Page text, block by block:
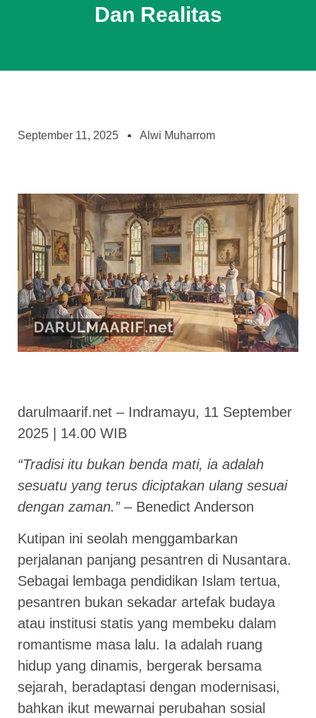
Dan Realitas
September 11, 2025 Alwi Muharrom
darulmaarif.net – Indramayu, 11 September
2025 | 14.00 WIB
“Tradisi itu bukan benda mati, ia adalah
sesuatu yang terus diciptakan ulang sesuai
dengan zaman.”– Benedict Anderson
Kutipan ini seolah menggambarkan
perjalanan panjang pesantren di Nusantara.
Sebagai lembaga pendidikan Islam tertua,
pesantren bukan sekadar artefak budaya
atau institusi statis yang membeku dalam
romantisme masa lalu. Ia adalah ruang
hidup yang dinamis, bergerak bersama
sejarah, beradaptasi dengan modernisasi,
bahkan ikut mewarnai perubahan sosial